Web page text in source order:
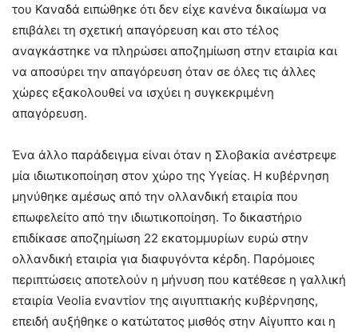
του Καναδά ειπώθηκε ότι δεν είχε κανένα δικαίωμα να
επιβάλει τη σχετική απαγόρευση και στο τέλος
αναγκάστηκε να πληρώσει αποζημίωση στην εταιρία και
να αποσύρει την απαγόρευση όταν σε όλες τις άλλες
χώρες εξακολουθεί να ισχύει η συγκεκριμένη
απαγόρευση.
Ένα άλλο παράδειγμα είναι όταν η Σλοβακία ανέστρεψε
μία ιδιωτικοποίηση στον χώρο της Υγείας. Η κυβέρνηση
μηνύθηκε αμέσως από την ολλανδική εταιρία που
επωφελείτο από την ιδιωτικοποίηση. Το δικαστήριο
επιδίκασε αποζημίωση 22 εκατομμυρίων ευρώ στην
ολλανδική εταιρία για διαφυγόντα κέρδη. Παρόμοιες
περιπτώσεις αποτελούν η μήνυση που κατέθεσε η γαλλική
εταιρία Veolia εναντίον της αιγυπτιακής κυβέρνησης,
επειδή αυξήθηκε ο κατώτατος μισθός στην Αίγυπτο και η